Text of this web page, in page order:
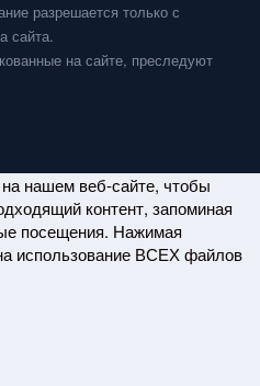
разрешается только с
сайта.
на сайте, преследуют
нашем веб-сайте, чтобы
контент, запоминая
посещения. Нажимая
использование ВСЕХ файлов